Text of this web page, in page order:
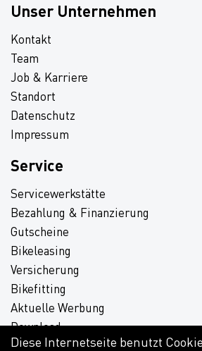
Unser Unternehmen
Kontakt
Team
Job & Karriere
Standort
Datenschutz
Impressum
Service
Servicewerkstätte
Bezahlung & Finanzierung
Gutscheine
Bikeleasing
Versicherung
Bikefitting
Aktuelle Werbung
Download
Diese Internetseite benutzt